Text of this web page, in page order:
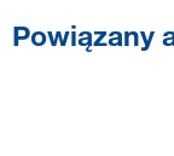
Powiązany